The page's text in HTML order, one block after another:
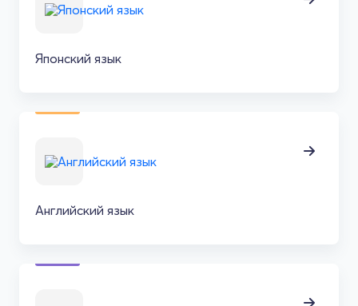
Японский язык
Английский язык